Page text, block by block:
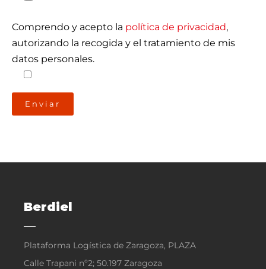
Comprendo y acepto la política de privacidad,
autorizando la recogida y el tratamiento de mis
datos personales.
Berdiel
Plataforma Logística de Zaragoza, PLAZA
Calle Trapani nº2; 50.197 Zaragoza